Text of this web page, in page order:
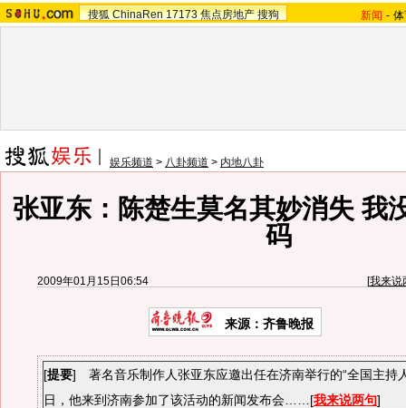
搜狐 ChinaRen 17173 焦点房地产 搜狗 新闻 -
娱乐频道 > 八卦频道 > 内地八卦
张亚东：陈楚生莫名其妙消失 我
码
2009年01月15日06:54 [我来说
来源：齐鲁晚报
[提要] 著名音乐制作人张亚东应邀出任在济南举行的“全国主持
日，他来到济南参加了该活动的新闻发布会……[我来说两句]